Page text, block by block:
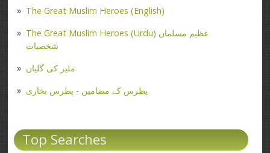
The Great Muslim Heroes (English)
The Great Muslim Heroes (Urdu) عظیم مسلمان
شخصیات
ملیر کی گلیاں
پطرس کے مضامین - پطرس بخاری
Top Searches